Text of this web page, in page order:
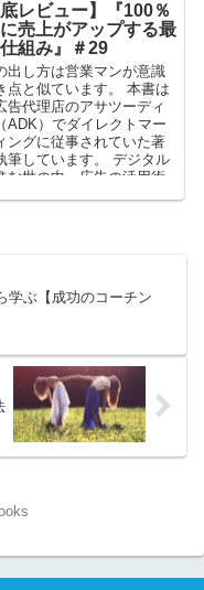
底レビュー】『100％
売上がアップする最
組み』＃29
出し方は営業マンが意識
点と似ています。 本書は
告代理店のアサツーディ
ADK）でダイレクトマー
ングに従事されていた著
筆しています。 デジタル
む世の中、広告の活用術
学ぶ【成功のコーチン